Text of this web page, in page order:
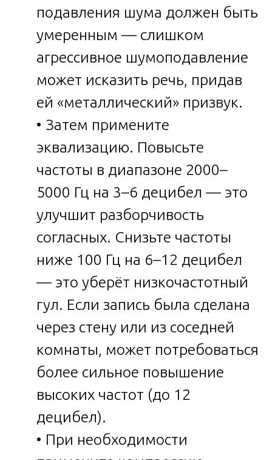
подавления шума должен быть
умеренным — слишком
агрессивное шумоподавление
может исказить речь, придав
ей «металлический» призвук.
• Затем примените
эквализацию. Повысьте
частоты в диапазоне 2000–
5000 Гц на 3–6 децибел — это
улучшит разборчивость
согласных. Снизьте частоты
ниже 100 Гц на 6–12 децибел
— это уберёт низкочастотный
гул. Если запись была сделана
через стену или из соседней
комнаты, может потребоваться
более сильное повышение
высоких частот (до 12
децибел).
• При необходимости